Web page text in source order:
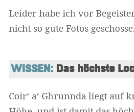
Leider habe ich vor
nicht so gute Fotos
WISSEN: Das höchste
Coir‘ a‘ Ghrunnda liegt auf